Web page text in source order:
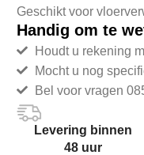
Geschikt voor
Handig om te
Houdt u rekening
Mocht u nog
Bel voor vragen
Levering binnen
48 uur